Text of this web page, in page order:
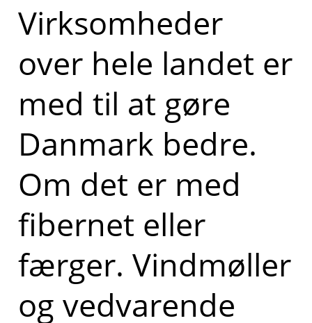
Virksomheder
over hele landet er
med til at gøre
Danmark bedre.
Om det er med
fibernet eller
færger. Vindmøller
og vedvarende